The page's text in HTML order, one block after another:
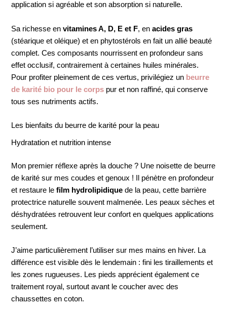
application si agréable et son absorption si naturelle.
Sa richesse envitamines A, D, E et F, enacides gras
(stéarique et oléique) et en phytostérols en fait un allié beauté
complet. Ces composants nourrissent en profondeur sans
effet occlusif, contrairement à certaines huiles minérales.
Pour profiter pleinement de ces vertus, privilégiez un beurre
de karité bio pour le corps pur et non raffiné, qui conserve
tous ses nutriments actifs.
Les bienfaits du beurre de karité pour la peau
Hydratation et nutrition intense
Mon premier réflexe après la douche ? Une noisette de beurre
de karité sur mes coudes et genoux ! Il pénètre en profondeur
et restaure lefilm hydrolipidique de la peau, cette barrière
protectrice naturelle souvent malmenée. Les peaux sèches et
déshydratées retrouvent leur confort en quelques applications
seulement.
J’aime particulièrement l’utiliser sur mes mains en hiver. La
différence est visible dès le lendemain : fini les tiraillements et
les zones rugueuses. Les pieds apprécient également ce
traitement royal, surtout avant le coucher avec des
chaussettes en coton.